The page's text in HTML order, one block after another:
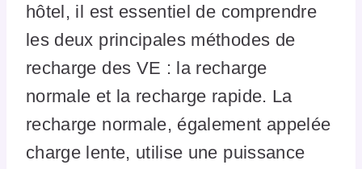
hôtel, il est essentiel de comprendre
les deux principales méthodes de
recharge des VE : la recharge
normale et la recharge rapide. La
recharge normale, également appelée
charge lente, utilise une puissance